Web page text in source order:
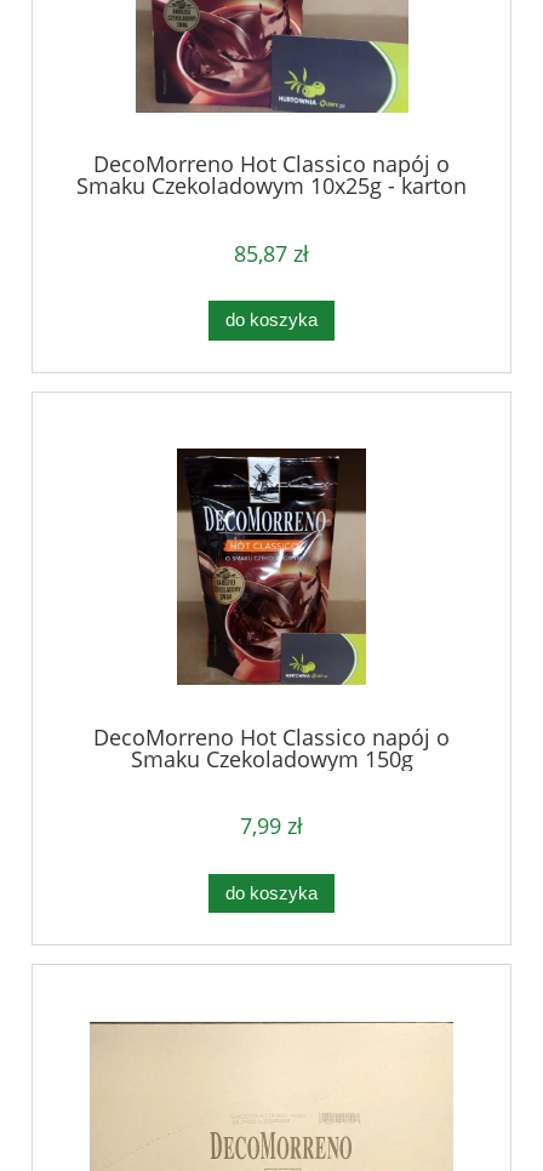
DecoMorreno Hot Classico napój o
Smaku Czekoladowym 10x25g - karton
85,87 zł
do koszyka
DecoMorreno Hot Classico napój o
Smaku Czekoladowym 150g
7,99 zł
do koszyka